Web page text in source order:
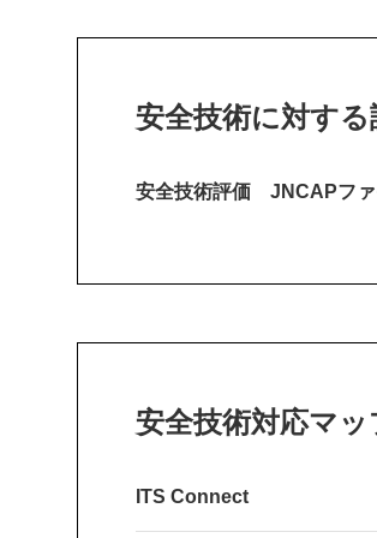
安全技術に対する
安全技術評価 JNCAPファ
安全技術対応マッ
ITS Connect